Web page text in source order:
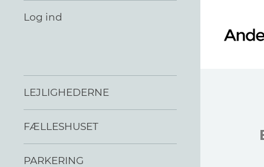
Log ind
LEJLIGHEDERNE
FÆLLESHUSET
PARKERING